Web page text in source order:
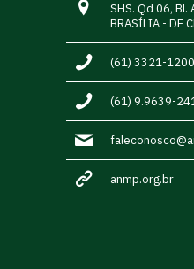
SHS. Qd 06, Bl.
BRASÍLIA - DF
(61) 3321-1200
(61) 9.9639-
anmp.org.br